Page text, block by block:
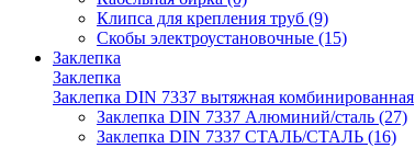
Клипса для крепления труб (9)
Скобы электроустановочные (15)
Заклепка
Заклепка
Заклепка DIN 7337 вытяжная комбинированная
Заклепка DIN 7337 Алюминий/сталь (27)
Заклепка DIN 7337 СТАЛЬ/СТАЛЬ (16)